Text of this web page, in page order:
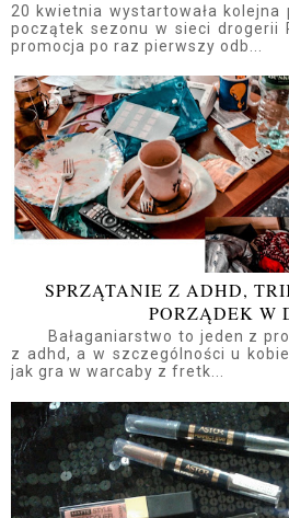
20 kwietnia wystartowała kolejna
początek sezonu w sieci drogerii
promocja po raz pierwszy odb...
SPRZĄTANIE Z ADHD,
PORZĄDEK W
Bałaganiarstwo to jeden z
z adhd, a w szczególności u
jak gra w warcaby z fretk...